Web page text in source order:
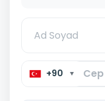
+90 ▼